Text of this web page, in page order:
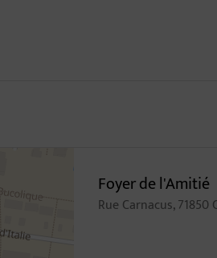
Foyer de l'Amitié
Rue Carnacus, 71850